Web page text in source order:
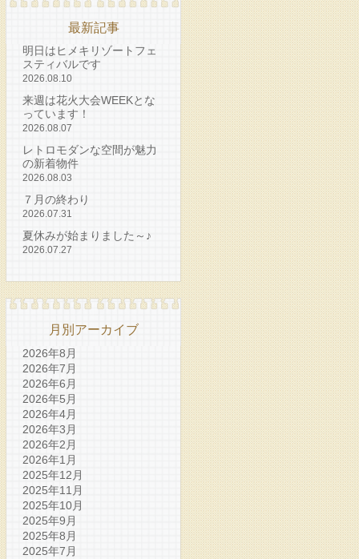
最新記事
明日はヒメキリゾートフェ
スティバルです
2026.08.10
来週は花火大会WEEKとな
っています！
2026.08.07
レトロモダンな空間が魅力
の新着物件
2026.08.03
７月の終わり
2026.07.31
夏休みが始まりました～♪
2026.07.27
月別アーカイブ
2026年8月
2026年7月
2026年6月
2026年5月
2026年4月
2026年3月
2026年2月
2026年1月
2025年12月
2025年11月
2025年10月
2025年9月
2025年8月
2025年7月